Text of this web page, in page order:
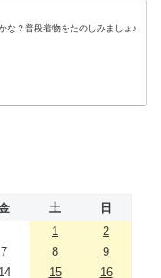
な？普段着物をたのしみましょ♪
土
日
1
2
7 8
9
14 15
16